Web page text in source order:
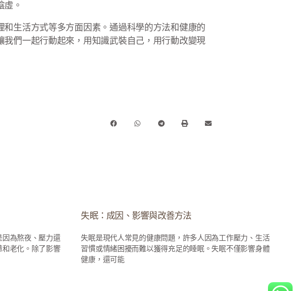
。
生活方式等多方面因素。通過科學的方法和健康的
們一起行動起來，用知識武裝自己，用行動改變現
為熬夜、壓力還
老化。除了影響
失眠：成因、影響與改善方法
失眠是現代人常見的健康問題，許多人因為工作壓力、生活
習慣或情緒困擾而難以獲得充足的睡眠。失眠不僅影響身體
健康，還可能